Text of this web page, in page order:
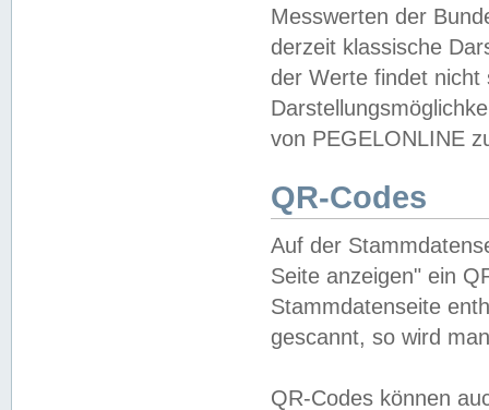
Messwerten der
derzeit klassische
der Werte findet
von PEGELONLINE
QR-Codes
Auf der
Seite anzeigen" ein
Stammdatenseite
gescannt, so wird
QR-Codes können